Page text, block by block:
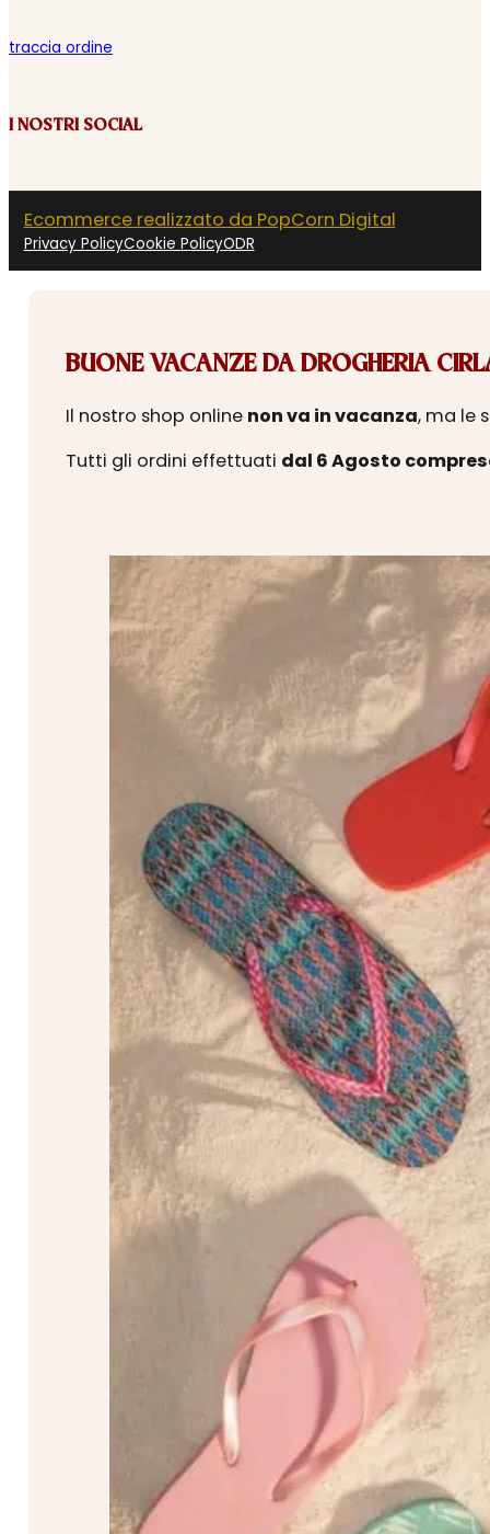
traccia ordine
I NOSTRI SOCIAL
Ecommerce realizzato da PopCorn Digital
Privacy PolicyCookie PolicyODR
BUONE VACANZE DA DROGHERIA
Il nostro shop online non va in vacanza, ma le
Tutti gli ordini effettuati dal 6 Agosto